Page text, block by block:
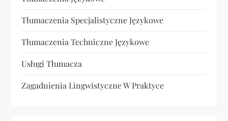
Tłumaczenia Specjalistyczne Językowe
Tłumaczenia Techniczne Językowe
Usługi Tłumacza
Zagadnienia Lingwistyczne W Praktyce